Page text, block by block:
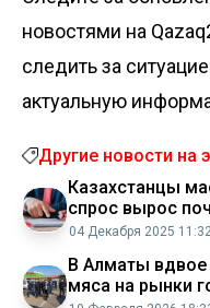
новостями на
следить за
актуальную
Другие новости на
Казахстанцы
спрос вырос
04 Декабря 2025 11:32
В Алматы вдвое
мяса на рынки